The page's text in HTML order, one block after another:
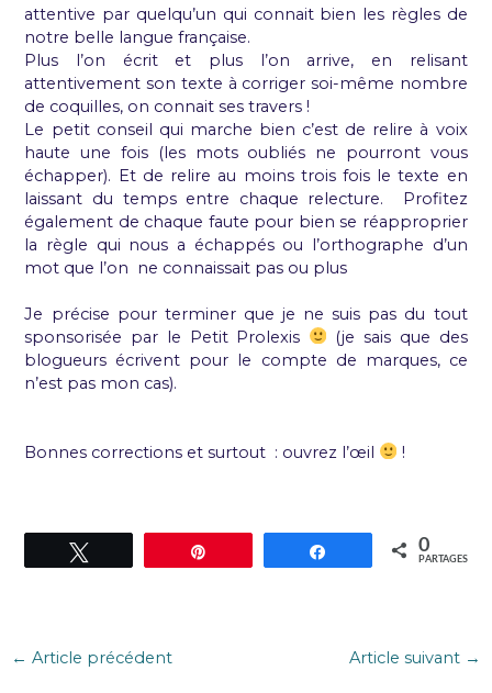
attentive par quelqu’un qui connait bien les règles de
notre belle langue française.
Plus l’on écrit et plus l’on arrive, en relisant
attentivement son texte à corriger soi-même nombre
de coquilles, on connait ses travers !
Le petit conseil qui marche bien c’est de relire à voix
haute une fois (les mots oubliés ne pourront vous
échapper). Et de relire au moins trois fois le texte en
laissant du temps entre chaque relecture. Profitez
également de chaque faute pour bien se réapproprier
la règle qui nous a échappés ou l’orthographe d’un
mot que l’on ne connaissait pas ou plus
Je précise pour terminer que je ne suis pas du tout
sponsorisée par le Petit Prolexis
(je sais que des
blogueurs écrivent pour le compte de marques, ce
n’est pas mon cas).
Bonnes corrections et surtout : ouvrez l’œil !
Partagez 0
PARTAGES
← Article précédent Article suivant →